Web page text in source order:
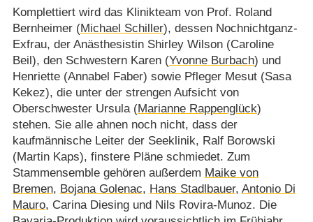
Komplettiert wird das Klinikteam von Prof. Roland
Bernheimer (Michael Schiller), dessen Nochnichtganz-
Exfrau, der Anästhesistin Shirley Wilson (Caroline
Beil), den Schwestern Karen (Yvonne Burbach) und
Henriette (Annabel Faber) sowie Pfleger Mesut (Sasa
Kekez), die unter der strengen Aufsicht von
Oberschwester Ursula (Marianne Rappenglück)
stehen. Sie alle ahnen noch nicht, dass der
kaufmännische Leiter der Seeklinik, Ralf Borowski
(Martin Kaps), finstere Pläne schmiedet. Zum
Stammensemble gehören außerdem Maike von
Bremen, Bojana Golenac, Hans Stadlbauer, Antonio Di
Mauro, Carina Diesing und Nils Rovira-Munoz. Die